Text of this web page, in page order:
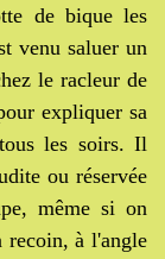
de bique les
venu saluer un
le racleur de
expliquer sa
les soirs. Il
ou réservée
même si on
recoin, à l'angle